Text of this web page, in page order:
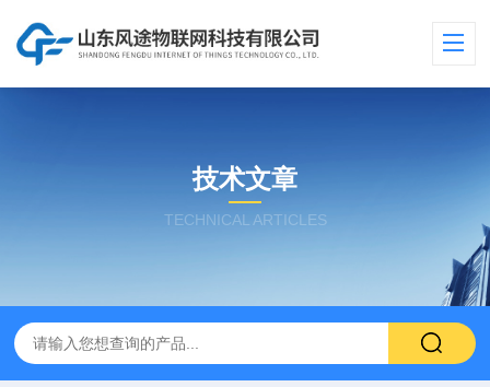
技术文章
TECHNICAL ARTICLES